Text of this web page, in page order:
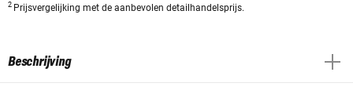
2 Prijsvergelijking met de aanbevolen detailhandelsprijs.
Beschrijving